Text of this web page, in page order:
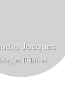
Jacques
Públicas